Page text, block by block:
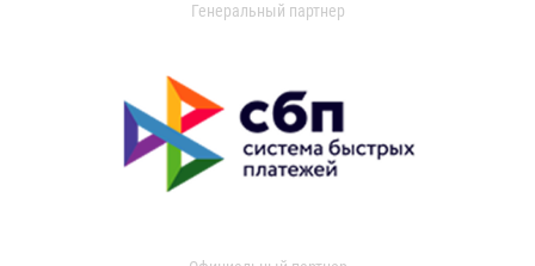
Генеральный партнер